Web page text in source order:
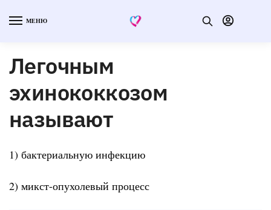
МЕНЮ
Легочным
эхинококкозом
называют
1) бактериальную инфекцию
2) микст-опухолевый процесс